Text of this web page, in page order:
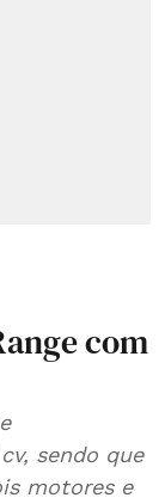
com
sendo que
motores e